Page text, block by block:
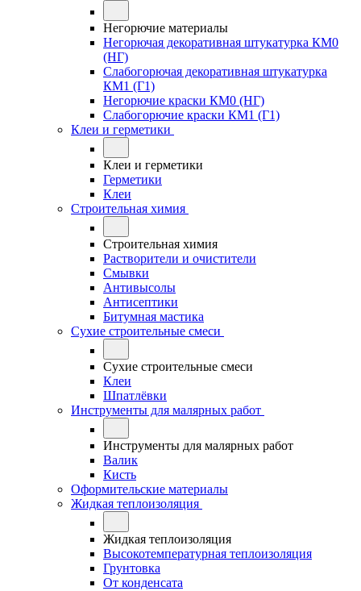
Негорючие материалы
Негорючая декоративная штукатурка КМ0
(НГ)
Слабогорючая декоративная штукатурка
КМ1 (Г1)
Негорючие краски КМ0 (НГ)
Слабогорючие краски КМ1 (Г1)
Клеи и герметики
Клеи и герметики
Герметики
Клеи
Строительная химия
Строительная химия
Растворители и очистители
Смывки
Антивысолы
Антисептики
Битумная мастика
Сухие строительные смеси
Сухие строительные смеси
Клеи
Шпатлёвки
Инструменты для малярных работ
Инструменты для малярных работ
Валик
Кисть
Оформительские материалы
Жидкая теплоизоляция
Жидкая теплоизоляция
Высокотемпературная теплоизоляция
Грунтовка
От конденсата